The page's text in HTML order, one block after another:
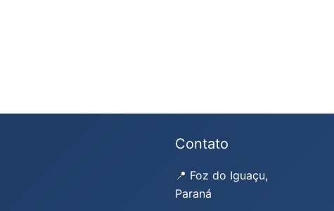
Contato
📍 Foz do Iguaçu,
Paraná